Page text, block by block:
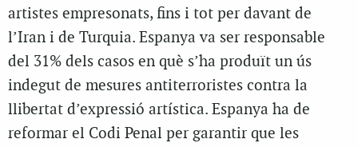
artistes empresonats, fins i tot per davant de
l’Iran i de Turquia. Espanya va ser responsable
del 31% dels casos en què s’ha produït un ús
indegut de mesures antiterroristes contra la
llibertat d’expressió artística. Espanya ha de
reformar el Codi Penal per garantir que les